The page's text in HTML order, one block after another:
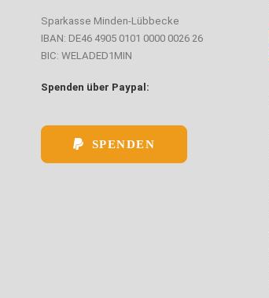
Sparkasse Minden-Lübbecke
IBAN: DE46 4905 0101 0000 0026 26
BIC: WELADED1MIN
Spenden über Paypal:
SPENDEN